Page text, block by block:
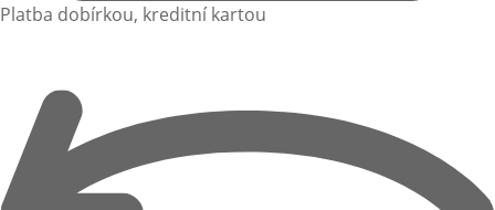
Platba dobírkou, kreditní kartou